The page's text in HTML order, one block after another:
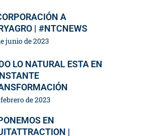
A
| #NTCNEWS
junio de 2023
LO NATURAL ESTA EN
febrero de 2023
EN
|